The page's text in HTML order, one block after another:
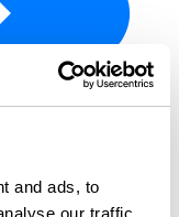
and ads, to
our traffic.